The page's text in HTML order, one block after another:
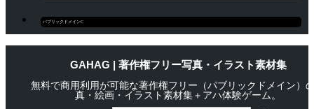
パブリックドメインC
GAHAG | 著作権フリー写真・イラスト素材集
無料で商用利用が可能な著作権フリー（パブリックドメイン）
真・絵画・イラスト素材集＋アハ体験ゲーム。